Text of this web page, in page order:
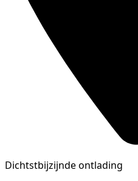
Dichtstbijzijnde ontlading